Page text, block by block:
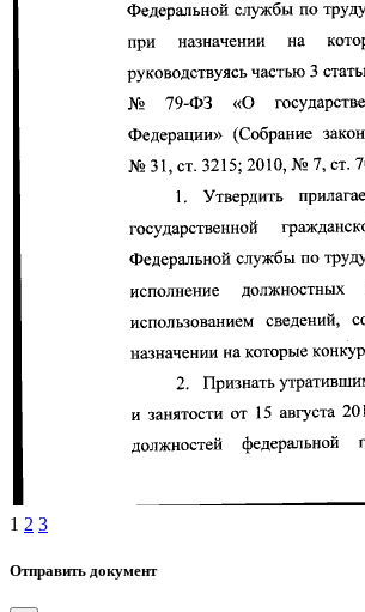
1 2 3
Отправить документ